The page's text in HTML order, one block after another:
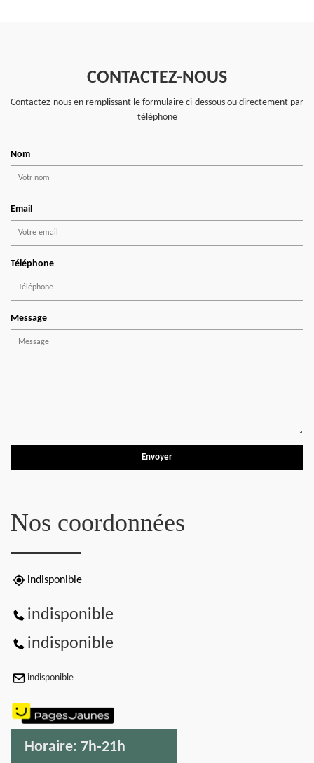
CONTACTEZ-NOUS
Contactez-nous en remplissant le formulaire ci-dessous ou directement par
téléphone
Nom
Email
Téléphone
Message
Nos coordonnées
indisponible
indisponible
indisponible
indisponible
Horaire: 7h-21h